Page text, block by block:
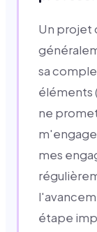
Un projet
sa
éléments
ne
mes
étape